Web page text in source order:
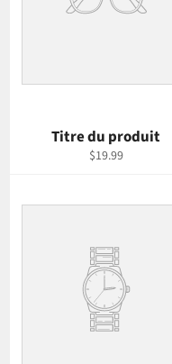
Titre du produit
$19.99